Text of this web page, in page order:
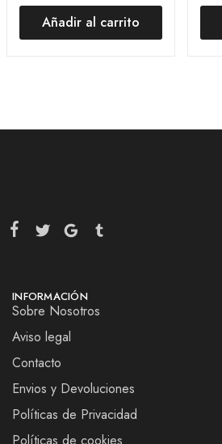
Añadir al carrito
INFORMACIÓN
Sobre Nosotros
Aviso legal
Contacto
Envios y Devoluciones
Políticas de Privacidad